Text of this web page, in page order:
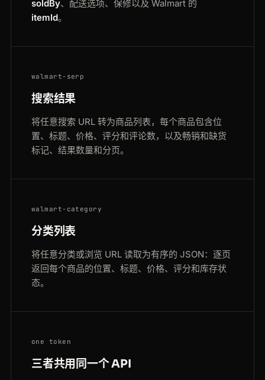
soldBy、配送选项、保修以及 Walmart 的
itemId。
walmart-serp
搜索结果
将任意搜索 URL 转为商品列表，每个商品包含位
置、标题、价格、评分和评论数，以及畅销和缺货
标记、结果数量和分页。
walmart-category
分类列表
将任意分类或浏览 URL 读取为有序的 JSON：逐页
返回每个商品的位置、标题、价格、评分和库存状
态。
one token
三者共用同一个 API